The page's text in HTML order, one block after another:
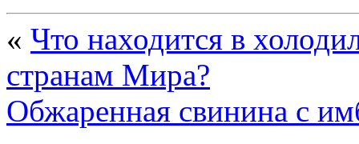
« Что находится в
странам Мира?
Обжаренная свинина с